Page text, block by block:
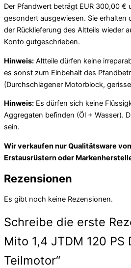
Der Pfandwert beträgt EUR 300,00 €
gesondert ausgewiesen. Sie erhalten
der Rücklieferung des Altteils wieder
Konto gutgeschrieben.
Hinweis: Altteile dürfen keine
es sonst zum Einbehalt des
(Durchschlagener Motorblock,
Hinweis: Es dürfen sich keine
Aggregaten befinden (Öl + Wasser).
sein.
Wir verkaufen nur Qualitätsware
Erstausrüstern oder
Rezensionen
Es gibt noch keine Rezensionen.
Schreibe die erste
Mito 1,4 JTDM 120 PS
Teilmotor“